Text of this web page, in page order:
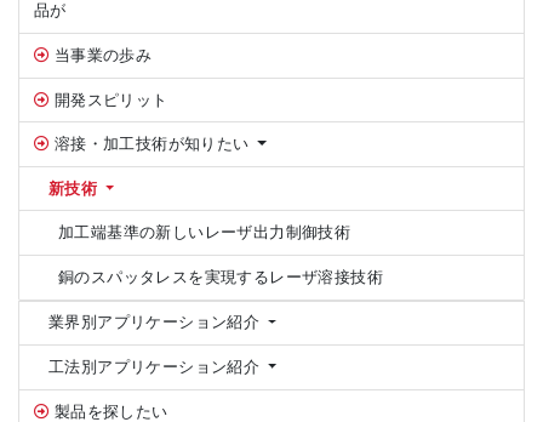
品が
当事業の歩み
開発スピリット
溶接・加工技術が知りたい
新技術
加工端基準の新しいレーザ出力制御技術
銅のスパッタレスを実現するレーザ溶接技術
業界別アプリケーション紹介
工法別アプリケーション紹介
製品を探したい